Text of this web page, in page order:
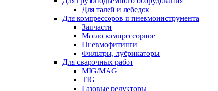
Для талей и лебедок
Для компрессоров и пневмоинструмента
Запчасти
Масло компрессорное
Пневмофитинги
Фильтры, лубрикаторы
Для сварочных работ
MIG/MAG
TIG
Газовые редукторы